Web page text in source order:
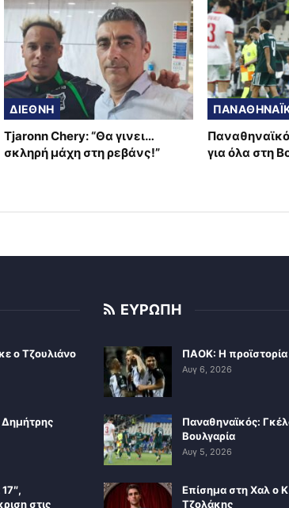
ΔΙΕΘΝΗ
Tjaronn Chery: “Θα γινει…
σκληρή μάχη στη ρεβάνς!”
για όλα στη
ο Τζουλιάνο
στις
ΕΥΡΩΠΗ
ΠΑΟΚ: Η προϊστορία
Αυγ 6, 2026
Παναθηναϊκός:
Βουλγαρία
Αυγ 5, 2026
Επίσημα στη Χαλ ο
Τζολάκης